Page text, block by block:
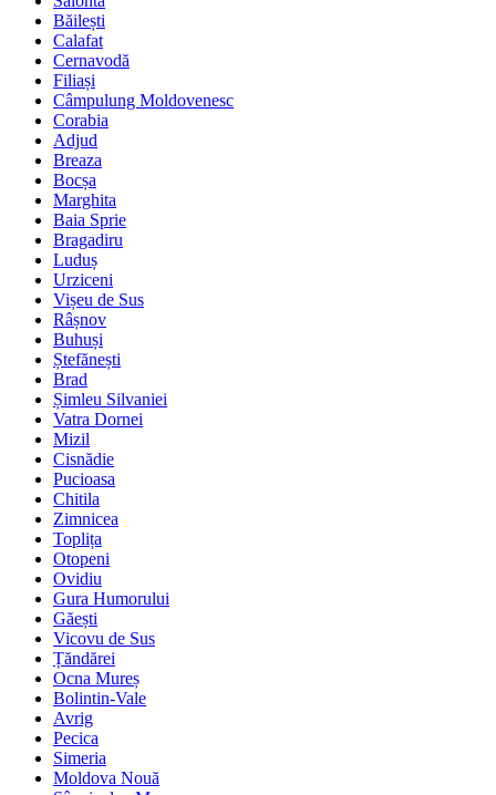
Băilești
Calafat
Cernavodă
Filiași
Câmpulung Moldovenesc
Corabia
Adjud
Breaza
Bocșa
Marghita
Baia Sprie
Bragadiru
Luduș
Urziceni
Vișeu de Sus
Râșnov
Buhuși
Ștefănești
Brad
Șimleu Silvaniei
Vatra Dornei
Mizil
Cisnădie
Pucioasa
Chitila
Zimnicea
Toplița
Otopeni
Ovidiu
Gura Humorului
Găești
Vicovu de Sus
Țăndărei
Ocna Mureș
Bolintin-Vale
Avrig
Pecica
Simeria
Moldova Nouă